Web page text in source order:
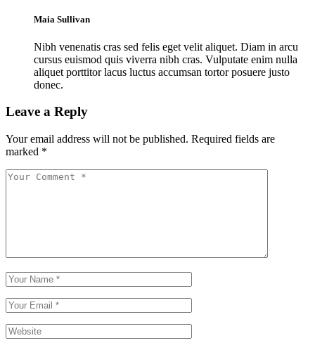
Maia Sullivan
Nibh venenatis cras sed felis eget velit aliquet. Diam in arcu
cursus euismod quis viverra nibh cras. Vulputate enim nulla
aliquet porttitor lacus luctus accumsan tortor posuere justo
donec.
Leave a Reply
Your email address will not be published. Required fields are
marked *